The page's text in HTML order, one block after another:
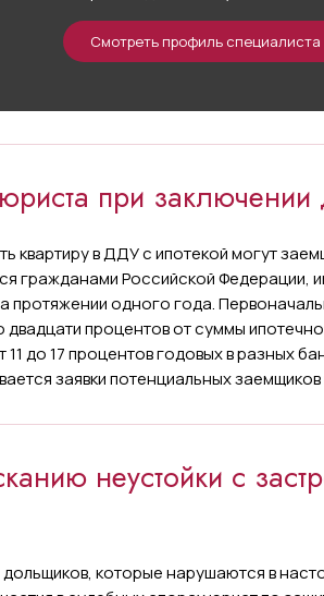
Смотреть профиль специалиста
при
квартиру в ДДУ с ипотекой могут
гражданами Российской Федерации,
протяжении одного года.
двадцати процентов от суммы
11 до 17 процентов годовых в разных
заявки потенциальных
неустойки с
которые нарушаются в